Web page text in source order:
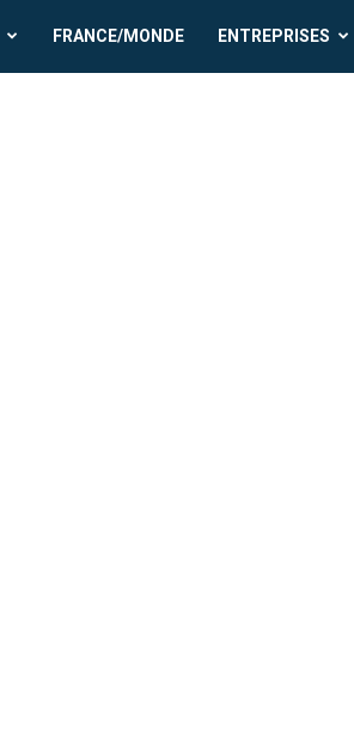
FRANCE/MONDE ENTREPRISES